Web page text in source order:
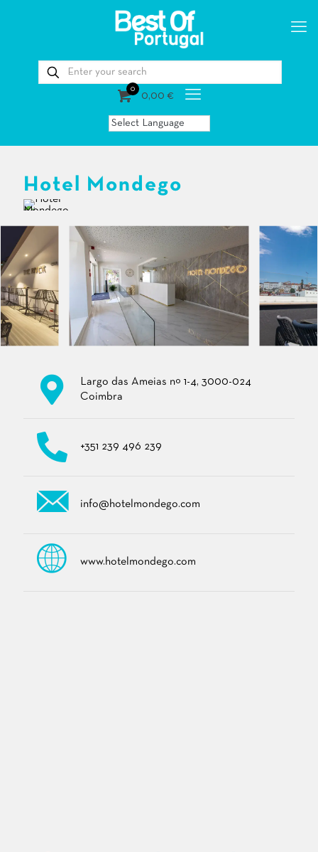
0
0,00 €
Hotel Mondego
Largo das Ameias nº 1-4, 3000-024
Coimbra
+351 239 496 239
info@hotelmondego.com
www.hotelmondego.com